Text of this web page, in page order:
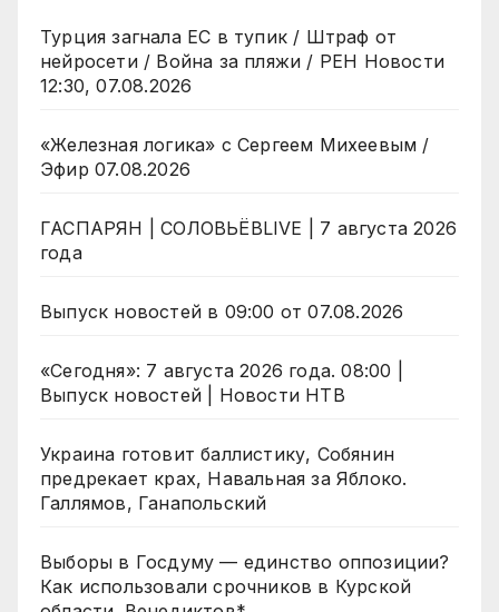
Турция загнала ЕС в тупик / Штраф от
нейросети / Война за пляжи / РЕН Новости
12:30, 07.08.2026
«Железная логика» с Сергеем Михеевым /
Эфир 07.08.2026
ГАСПАРЯН | СОЛОВЬЁВLIVE | 7 августа 2026
года
Выпуск новостей в 09:00 от 07.08.2026
«Сегодня»: 7 августа 2026 года. 08:00 |
Выпуск новостей | Новости НТВ
Украина готовит баллистику, Собянин
предрекает крах, Навальная за Яблоко.
Галлямов, Ганапольский
Выборы в Госдуму — единство оппозиции?
Как использовали срочников в Курской